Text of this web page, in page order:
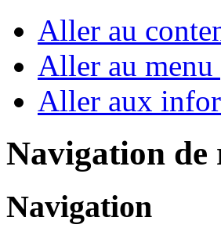
Aller au
Aller au
Aller aux
Navigation de
Navigation